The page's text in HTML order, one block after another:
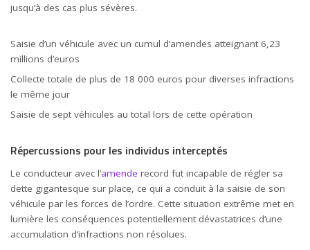
jusqu’à des cas plus sévères.
Saisie d’un véhicule avec un cumul d’amendes atteignant 6,23
millions d’euros
Collecte totale de plus de 18 000 euros pour diverses infractions
le même jour
Saisie de sept véhicules au total lors de cette opération
Répercussions pour les individus interceptés
Le conducteur avec l’amende record fut incapable de régler sa
dette gigantesque sur place, ce qui a conduit à la saisie de son
véhicule par les forces de l’ordre. Cette situation extrême met en
lumière les conséquences potentiellement dévastatrices d’une
accumulation d’infractions non résolues.